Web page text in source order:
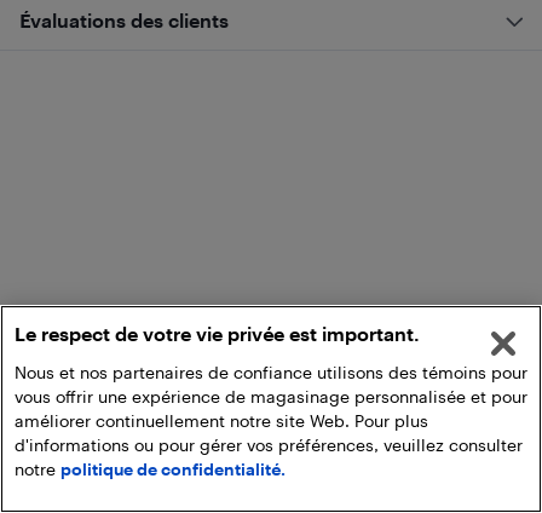
Évaluations des clients
Le respect de votre vie privée est important.
Nous et nos partenaires de confiance utilisons des témoins pour
vous offrir une expérience de magasinage personnalisée et pour
améliorer continuellement notre site Web. Pour plus
d'informations ou pour gérer vos préférences, veuillez consulter
notre politique de confidentialité.